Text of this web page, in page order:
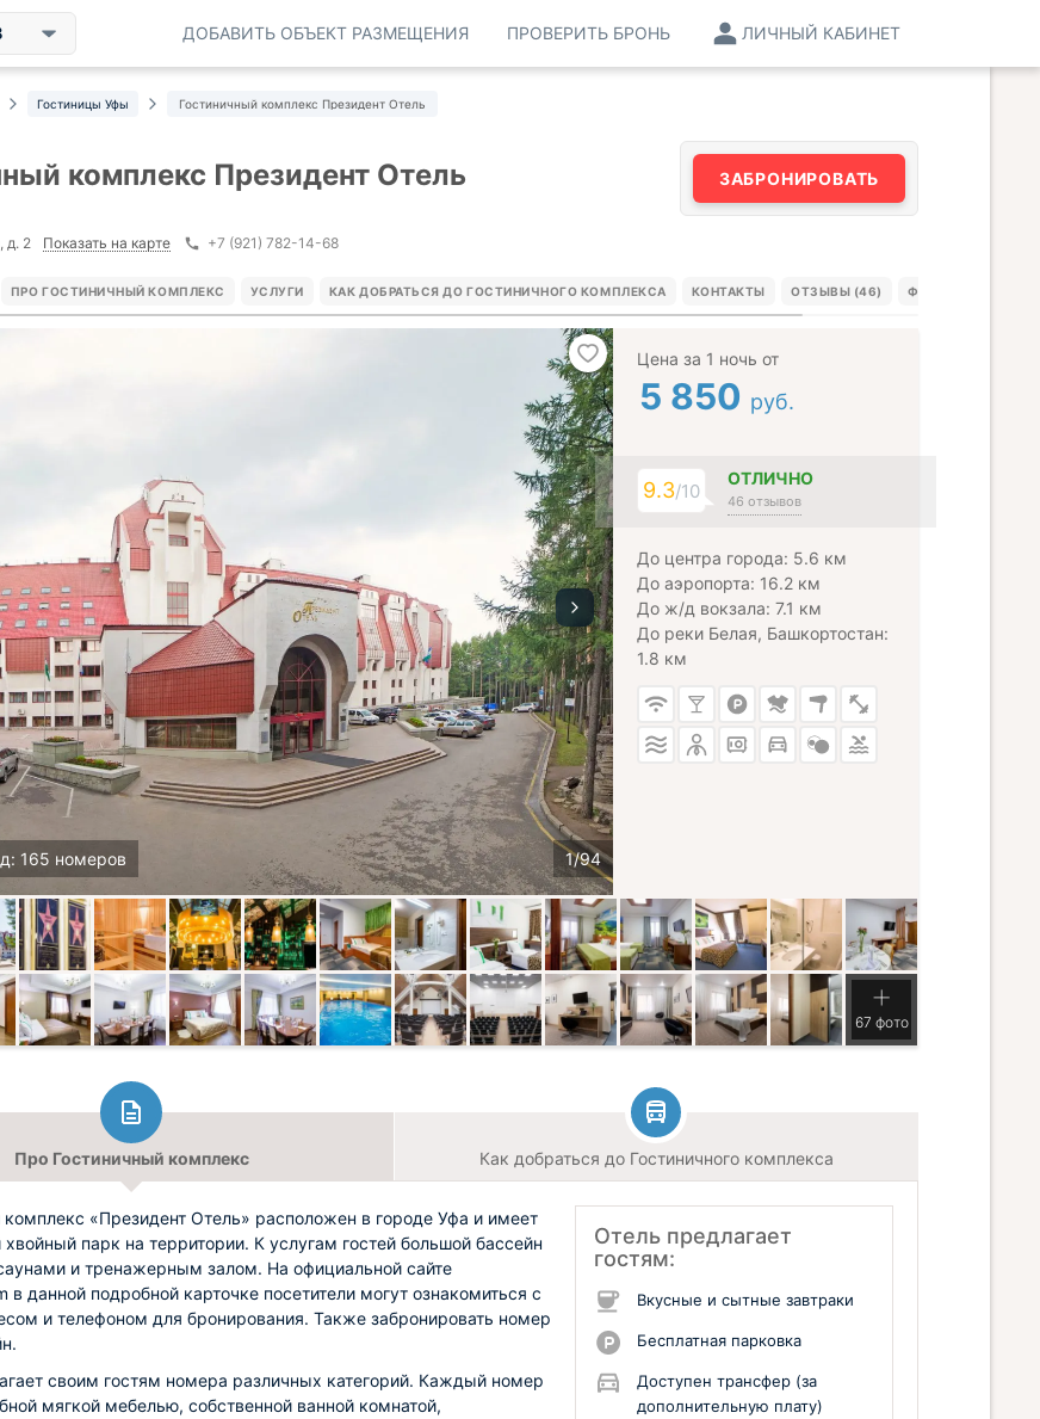
ЛИЧНЫЙ КАБИНЕТ
ПРОВЕРИТЬ БРОНЬ
ДОБАВИТЬ ОБЪЕКТ РАЗМЕЩЕНИЯ
Гостиницы Уфы Гостиничный комплекс Президент Отель
комплекс Президент Отель
д. 2 Показать на карте +7 (921) 782-14-68
ЗАБРОНИРОВАТЬ
ПРО ГОСТИНИЧНЫЙ КОМПЛЕКС УСЛУГИ КАК ДОБРАТЬСЯ ДО ГОСТИНИЧНОГО КОМПЛЕКСА КОНТАКТЫ ОТЗЫВЫ (46) ФОТО ГОСТЕЙ (6)
165 номеров
Цена за 1 ночь от
5 850 руб.
9.3/10
ОТЛИЧНО
46 отзывов
До центра города: 5.6 км
До аэропорта: 16.2 км
До ж/д вокзала: 7.1 км
До реки Белая, Башкортостан:
1.8 км
67 фото
Про Гостиничный комплекс Как добраться до Гостиничного комплекса
Отель предлагает
гостям:
Вкусные и сытные завтраки
Бесплатная парковка
Доступен трансфер (за
дополнительную плату)
комплекс «Президент Отель» расположен в городе Уфа и имеет
парк на территории. К услугам гостей большой бассейн
и тренажерным залом. На официальной сайте
в данной подробной карточке посетители могут ознакомиться с
и телефоном для бронирования. Также забронировать номер
своим гостям номера различных категорий. Каждый номер
мягкой мебелью, собственной ванной комнатой,